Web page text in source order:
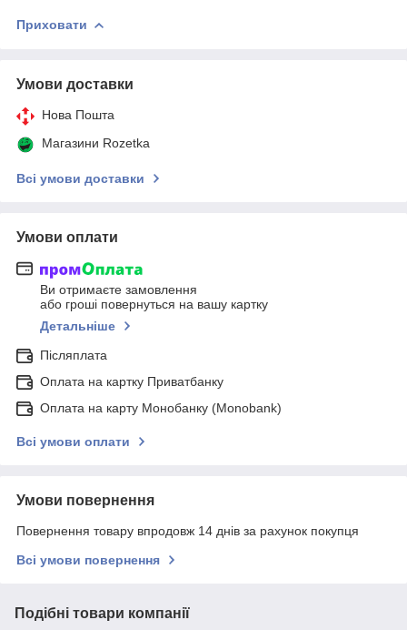
Приховати
Умови доставки
Нова Пошта
Магазини Rozetka
Всі умови доставки
Умови оплати
Ви отримаєте замовлення
або гроші повернуться на вашу картку
Детальніше
Післяплата
Оплата на картку Приватбанку
Оплата на карту Монобанку (Monobank)
Всі умови оплати
Умови повернення
Повернення товару впродовж 14 днів за рахунок покупця
Всі умови повернення
Подібні товари компанії